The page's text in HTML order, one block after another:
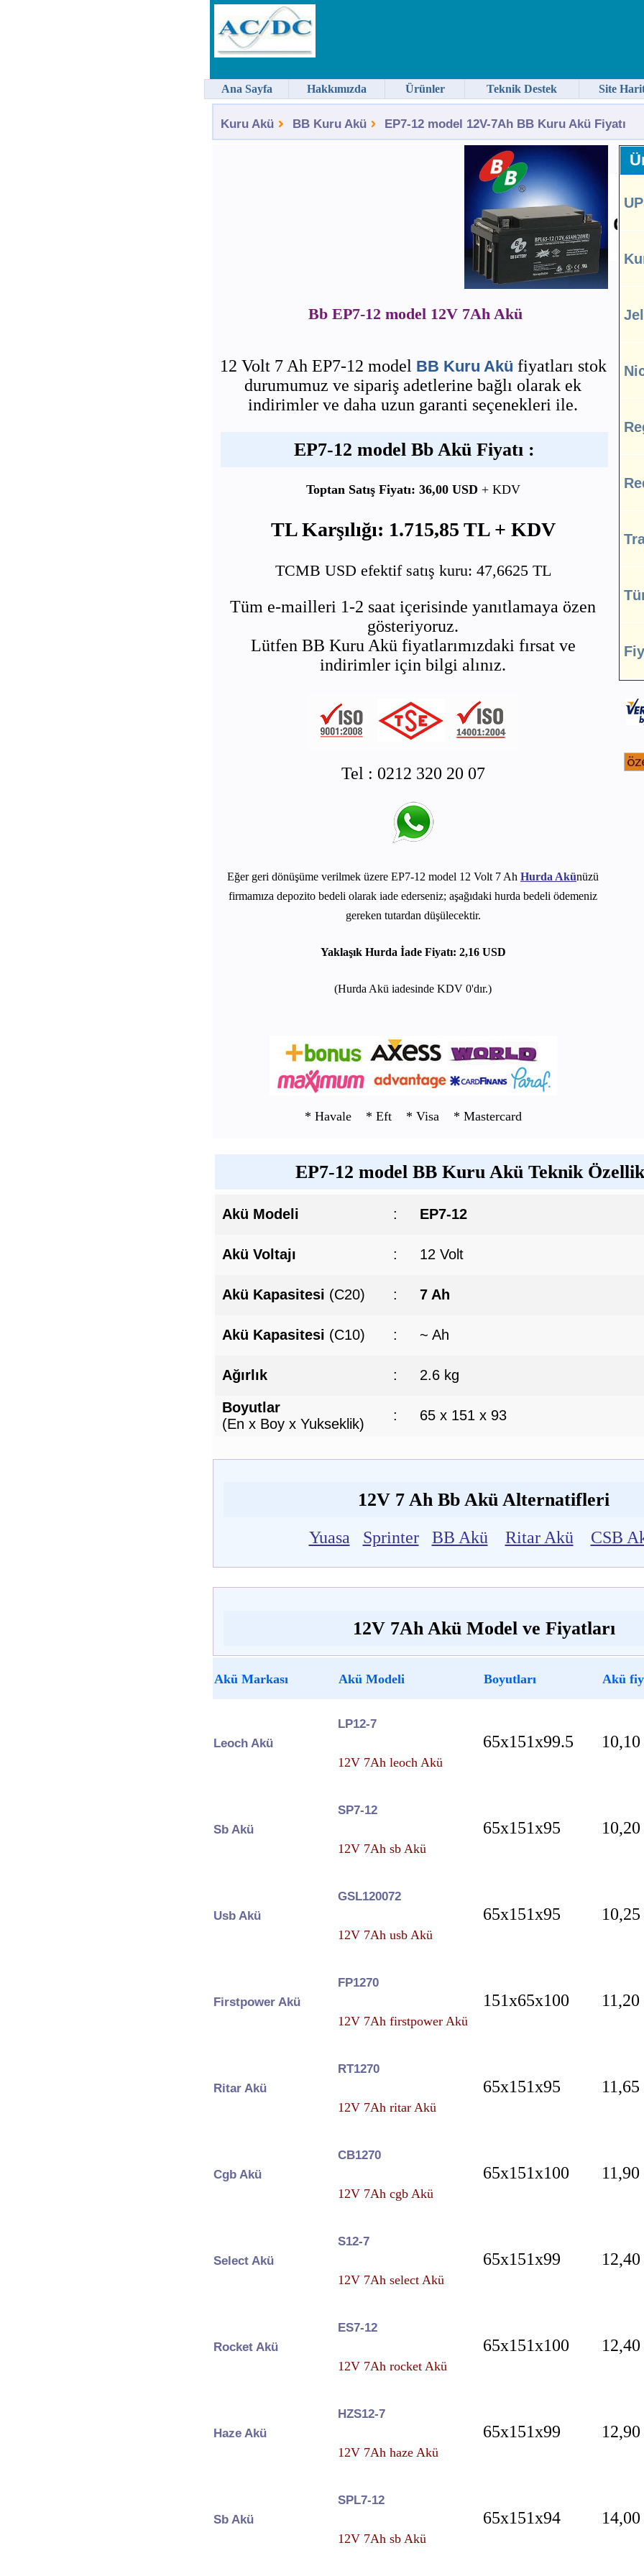
Kuru Akü BB Kuru Akü EP7-12 model 12V-7Ah BB Kuru Akü Fiyatı
Bb EP7-12 model 12V 7Ah Akü
12 Volt 7 Ah EP7-12 model BB Kuru Akü fiyatları stok
durumumuz ve sipariş adetlerine bağlı olarak ek
indirimler ve daha uzun garanti seçenekleri ile.
EP7-12 model Bb Akü Fiyatı :
Toptan Satış Fiyatı: 36,00 USD + KDV
TL Karşılığı: 1.715,85 TL + KDV
TCMB USD efektif satış kuru: 47,6625 TL
Tüm e-mailleri 1-2 saat içerisinde yanıtlamaya özen
gösteriyoruz.
Lütfen BB Kuru Akü fiyatlarımızdaki fırsat ve
indirimler için bilgi alınız.
Tel : 0212 320 20 07
Eğer geri dönüşüme verilmek üzere EP7-12 model 12 Volt 7 Ah Hurda Akünüzü
firmamıza depozito bedeli olarak iade ederseniz; aşağıdaki hurda bedeli ödemeniz
gereken tutardan düşülecektir.
Yaklaşık Hurda İade Fiyatı: 2,16 USD
(Hurda Akü iadesinde KDV 0'dır.)
* Havale * Eft * Visa * Mastercard
EP7-12 model BB Kuru Akü Teknik
Akü Modeli : EP7-12
Akü Voltajı : 12 Volt
Akü Kapasitesi (C20) : 7 Ah
Akü Kapasitesi (C10) : ~ Ah
Ağırlık : 2.6 kg
Boyutlar
(En x Boy x Yukseklik)
: 65 x 151 x 93
12V 7 Ah Bb Akü Alternatifleri
Yuasa Sprinter BB Akü Ritar Akü CSB
12V 7Ah Akü Model ve Fiyatları
Akü Markası Akü Modeli Boyutları Akü
Leoch Akü
LP12-7
12V 7Ah leoch Akü
65x151x99.5
Sb Akü
SP7-12
12V 7Ah sb Akü
65x151x95
Usb Akü
GSL120072
12V 7Ah usb Akü
65x151x95
Firstpower Akü
FP1270
12V 7Ah firstpower Akü
151x65x100
Ritar Akü
RT1270
12V 7Ah ritar Akü
65x151x95
Cgb Akü
CB1270
12V 7Ah cgb Akü
65x151x100
Select Akü
S12-7
12V 7Ah select Akü
65x151x99
Rocket Akü
ES7-12
12V 7Ah rocket Akü
65x151x100
Haze Akü
HZS12-7
12V 7Ah haze Akü
65x151x99
Sb Akü
SPL7-12
12V 7Ah sb Akü
65x151x94
Ana Sayfa Hakkımızda Ürünler Teknik Destek Site